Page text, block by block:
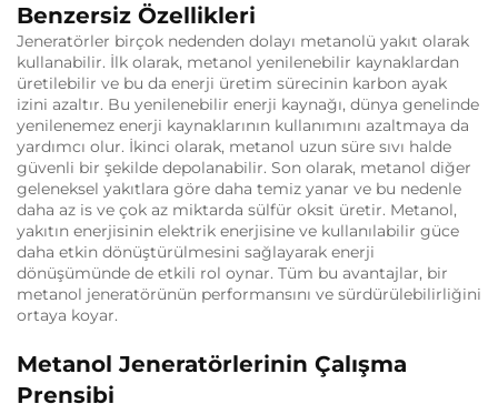
Benzersiz Özellikleri
Jeneratörler birçok nedenden dolayı metanolü yakıt olarak
kullanabilir. İlk olarak, metanol yenilenebilir kaynaklardan
üretilebilir ve bu da enerji üretim sürecinin karbon ayak
izini azaltır. Bu yenilenebilir enerji kaynağı, dünya genelinde
yenilenemez enerji kaynaklarının kullanımını azaltmaya da
yardımcı olur. İkinci olarak, metanol uzun süre sıvı halde
güvenli bir şekilde depolanabilir. Son olarak, metanol diğer
geleneksel yakıtlara göre daha temiz yanar ve bu nedenle
daha az is ve çok az miktarda sülfür oksit üretir. Metanol,
yakıtın enerjisinin elektrik enerjisine ve kullanılabilir güce
daha etkin dönüştürülmesini sağlayarak enerji
dönüşümünde de etkili rol oynar. Tüm bu avantajlar, bir
metanol jeneratörünün performansını ve sürdürülebilirliğini
ortaya koyar.
Metanol Jeneratörlerinin Çalışma
Prensibi